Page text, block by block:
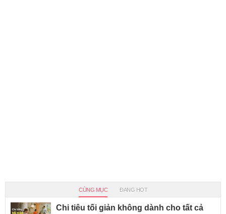
CÙNG MỤC ĐANG HOT
Chi tiêu tối giản không dành cho tất cả